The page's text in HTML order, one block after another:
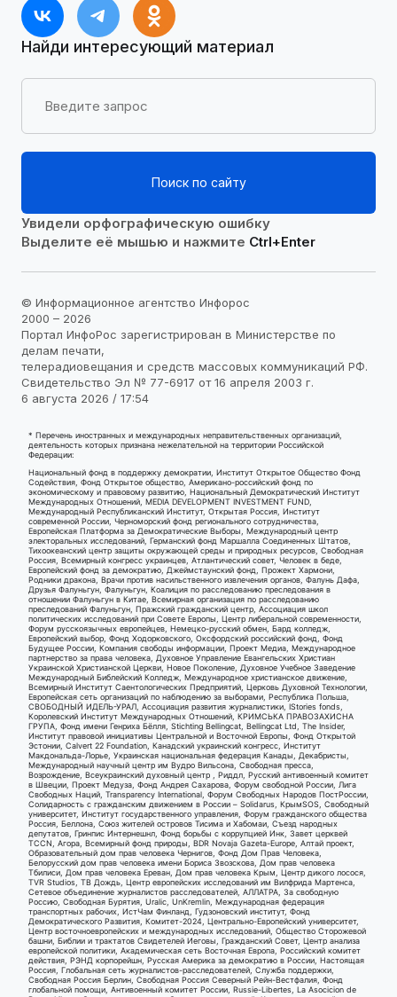
Найди интересующий материал
Поиск по сайту
Увидели орфографическую ошибку
Выделите её мышью и нажмите Ctrl+Enter
© Информационное агентство Инфорос
2000 – 2026
Портал ИнфоРос зарегистрирован в Министерстве по
делам печати,
телерадиовещания и средств массовых коммуникаций РФ.
Свидетельство Эл № 77-6917 от 16 апреля 2003 г.
6 августа 2026 / 17:54